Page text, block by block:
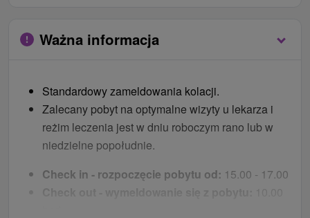
jest to uzasadnione względami ochrony zdrowia
ostateczna konsultacja lekarska i końcowy raport
medyczny (jeżeli pobyt trwa 13 nocy lub więcej)
Ceny - Bonusy
codzienny bezpłatny wstęp do krytego basenu
Ważna informacja
Standardowyzameldowania kolacji.
Zalecany pobyt na optymalne wizyty u lekarza i
reżim leczenia jest w dniu roboczym rano lub w
niedzielne popołudnie.
Check in - rozpoczęcie pobytu od: 15.00 - 17.00